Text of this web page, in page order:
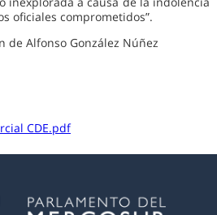
oficiales comprometidos”.
de Alfonso González Núñez
CDE.pdf